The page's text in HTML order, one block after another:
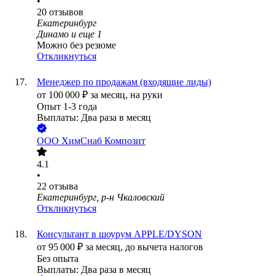
20 отзывов
Екатеринбург
Динамо и еще 1
Можно без резюме
Откликнуться
Менеджер по продажам (входящие лиды)
от 100 000 ₽ за месяц, на руки
Опыт 1-3 года
Выплаты: Два раза в месяц
ООО ХимСнаб Композит
4.1
•
22 отзыва
Екатеринбург, р-н Чкаловский
Откликнуться
Консультант в шоурум APPLE/DYSON
от 95 000 ₽ за месяц, до вычета налогов
Без опыта
Выплаты: Два раза в месяц